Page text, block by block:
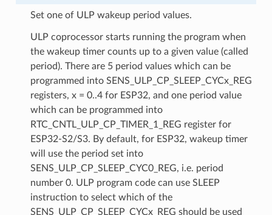
Set one of ULP wakeup period values.
ULP coprocessor starts running the program when
the wakeup timer counts up to a given value (called
period). There are 5 period values which can be
programmed into SENS_ULP_CP_SLEEP_CYCx_REG
registers, x = 0..4 for ESP32, and one period value
which can be programmed into
RTC_CNTL_ULP_CP_TIMER_1_REG register for
ESP32-S2/S3. By default, for ESP32, wakeup timer
will use the period set into
SENS_ULP_CP_SLEEP_CYC0_REG, i.e. period
number 0. ULP program code can use SLEEP
instruction to select which of the
SENS_ULP_CP_SLEEP_CYCx_REG should be used